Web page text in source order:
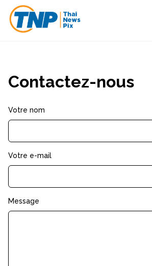
Contactez-nous
Votre nom
Votre e-mail
Message